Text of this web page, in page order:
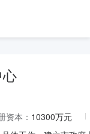
心
资本： 10300万元